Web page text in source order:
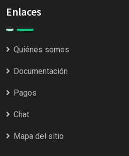
Enlaces
Quiénes somos
Documentación
Pagos
Chat
Mapa del sitio